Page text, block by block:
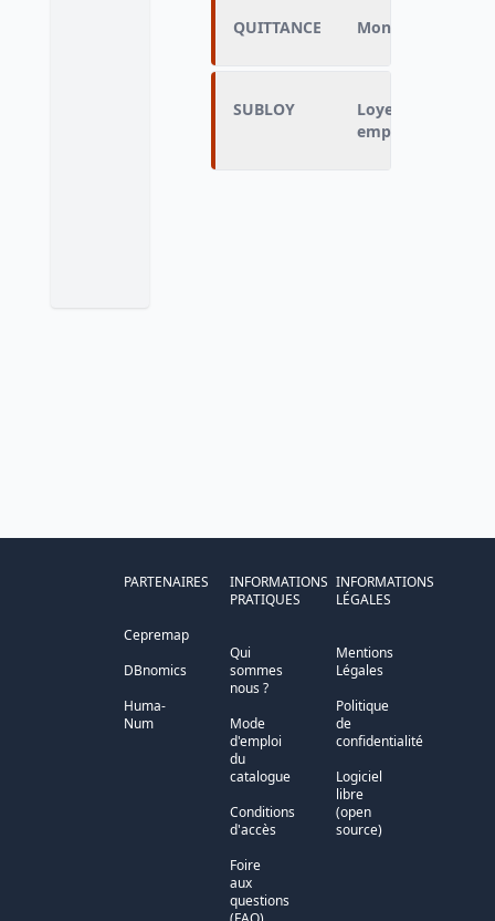
QUITTANCE Montant
SUBLOY
Loyer pris en
employeur
PARTENAIRES
Cepremap
DBnomics
Huma-
Num
INFORMATIONS
PRATIQUES
Qui
sommes
nous ?
Mode
d'emploi
du
catalogue
Conditions
d'accès
Foire
aux
questions
INFORMATIONS
LÉGALES
Mentions
Légales
Politique
de
confidentialité
Logiciel
libre
(open
source)